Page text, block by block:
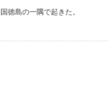
徳島の一隅で起きた。